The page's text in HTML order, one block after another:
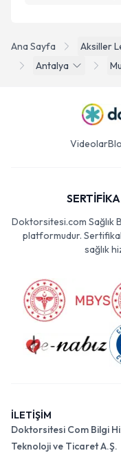
Ana Sayfa
Aksiller
Antalya
Videolar
Doktorsitesi.com Sağlık
platformudur.
sağlık
İLETİŞİM
Doktorsitesi Com Bilgi
Teknoloji ve Ticaret A.Ş.